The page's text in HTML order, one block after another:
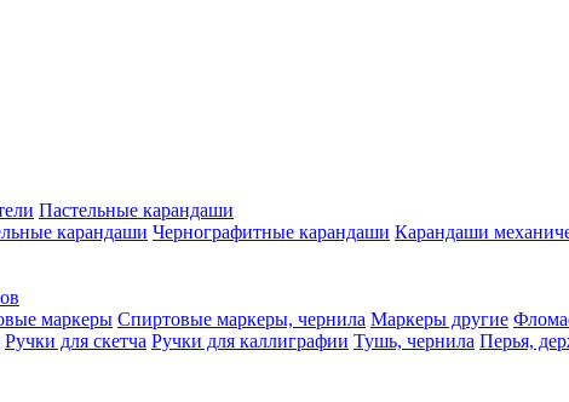
Пастельные карандаши
карандаши Чернографитные карандаши Карандаши
маркеры Спиртовые маркеры, чернила Маркеры другие
Ручки для скетча Ручки для каллиграфии Тушь, чернила Перья,